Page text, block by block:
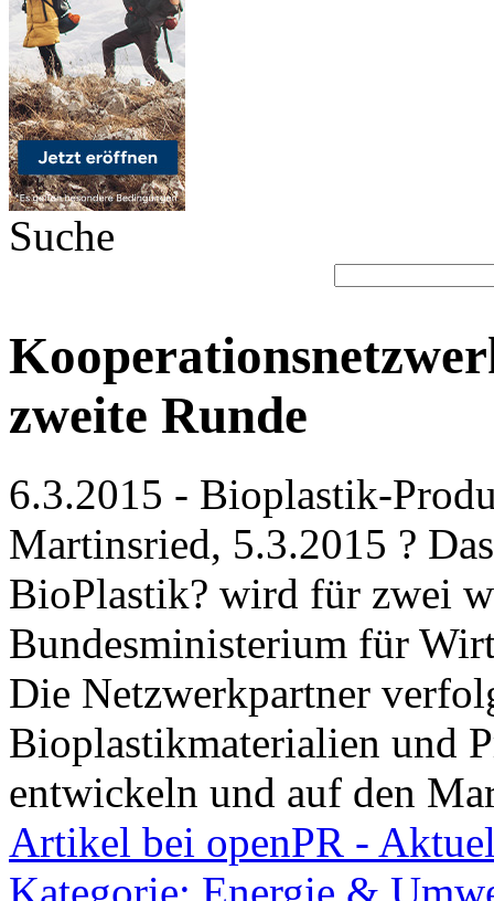
Suche
zweite Runde
6.3.2015 - Bioplastik-
Martinsried, 5.3.2015 ?
BioPlastik? wird für zwei
Bundesministerium für
Die Netzwerkpartner
Bioplastikmaterialien und
entwickeln und auf den
Artikel bei openPR -
Kategorie: Energie &